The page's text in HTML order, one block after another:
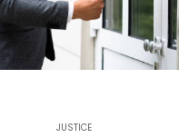
JUSTICE